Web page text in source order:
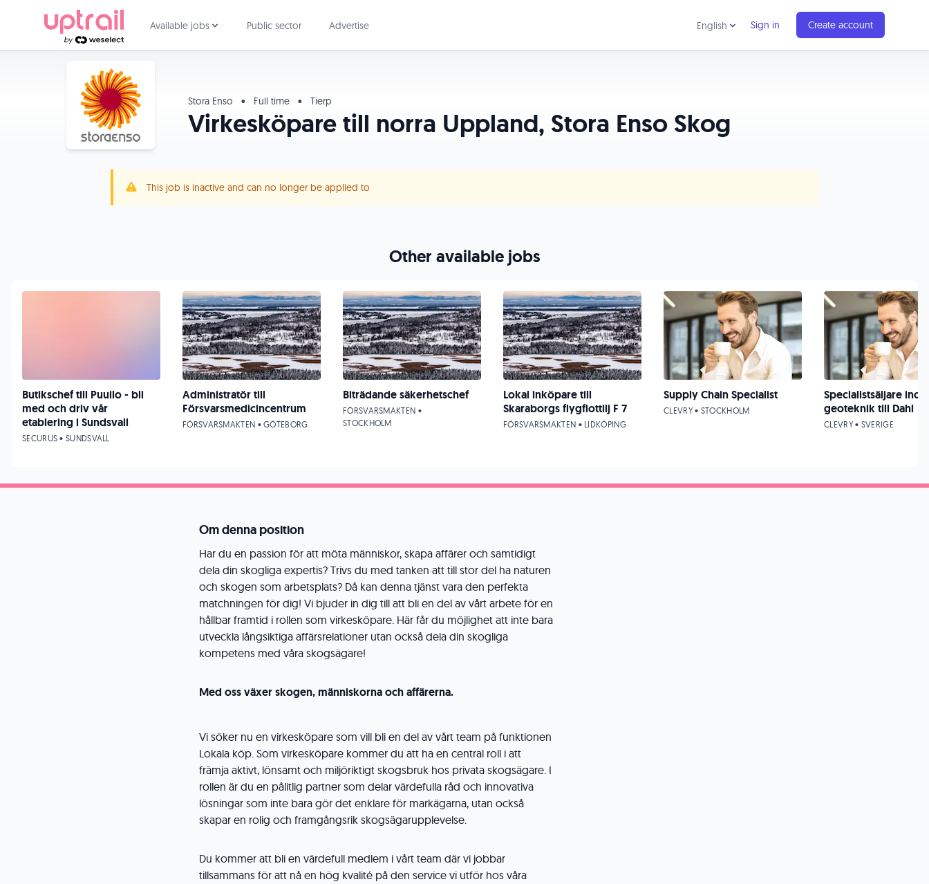
Available jobs Public sector Advertise English Sign in Create account
Stora Enso • Full time • Tierp
Virkesköpare till norra Uppland, Stora Enso Skog
This job is inactive and can no longer be applied to
Om denna position
Har du en passion för att möta människor, skapa affärer och samtidigt
dela din skogliga expertis? Trivs du med tanken att till stor del ha naturen
och skogen som arbetsplats? Då kan denna tjänst vara den perfekta
matchningen för dig! Vi bjuder in dig till att bli en del av vårt arbete för en
hållbar framtid i rollen som virkesköpare. Här får du möjlighet att inte bara
utveckla långsiktiga affärsrelationer utan också dela din skogliga
kompetens med våra skogsägare!
Med oss växer skogen, människorna och affärerna.
Vi söker nu en virkesköpare som vill bli en del av vårt team på funktionen
Lokala köp. Som virkesköpare kommer du att ha en central roll i att
främja aktivt, lönsamt och miljöriktigt skogsbruk hos privata skogsägare. I
rollen är du en pålitlig partner som delar värdefulla råd och innovativa
lösningar som inte bara gör det enklare för markägarna, utan också
skapar en rolig och framgångsrik skogsägarupplevelse.
Du kommer att bli en värdefull medlem i vårt team där vi jobbar
tillsammans för att nå en hög kvalité på den service vi utför hos våra
Other available jobs
Butikschef till Puuilo - bli
med och driv vår
etablering i Sundsvall
SECURUS • SUNDSVALL
Administratör till
Försvarsmedicincentrum
FÖRSVARSMAKTEN • GÖTEBORG
Biträdande säkerhetschef
FÖRSVARSMAKTEN •
STOCKHOLM
Lokal inköpare till
Skaraborgs flygflottilj F 7
FÖRSVARSMAKTEN • LIDKÖPING
Supply Chain Specialist
CLEVRY • STOCKHOLM
Specialistsäljare
geoteknik till Dahl
CLEVRY • SVERIGE